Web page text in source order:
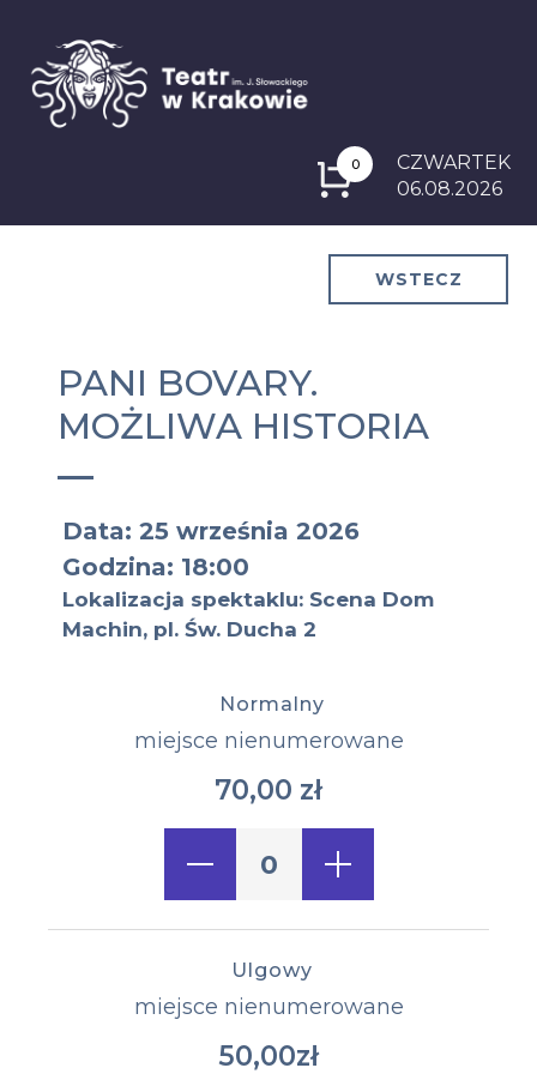
0
CZWARTEK
06.08.2026
WSTECZ
PANI BOVARY.
MOŻLIWA HISTORIA
Data: 25 września 2026
Godzina: 18:00
Lokalizacja spektaklu: Scena Dom
Machin, pl. Św. Ducha 2
Normalny
Typ miejsca:
miejsce nienumerowane
Cena biletu:
70,00 zł
Ulgowy
miejsce nienumerowane
50,00zł